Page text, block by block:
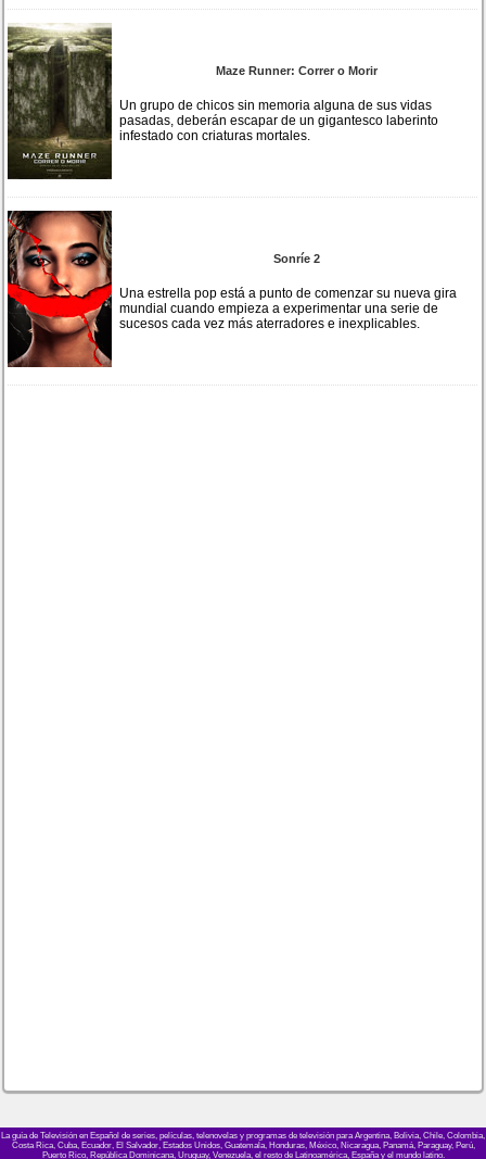
Maze Runner: Correr o Morir
Un grupo de chicos sin memoria alguna de sus vidas
pasadas, deberán escapar de un gigantesco laberinto
infestado con criaturas mortales.
Sonríe 2
Una estrella pop está a punto de comenzar su nueva gira
mundial cuando empieza a experimentar una serie de
sucesos cada vez más aterradores e inexplicables.
La guía de Televisión en Español de series, películas, telenovelas y programas de televisión para Argentina, Bolivia, Chile, Colombia,
Costa Rica, Cuba, Ecuador, El Salvador, Estados Unidos, Guatemala, Honduras, México, Nicaragua, Panamá, Paraguay, Perú,
Puerto Rico, República Dominicana, Uruguay, Venezuela, el resto de Latinoamérica, España y el mundo latino.